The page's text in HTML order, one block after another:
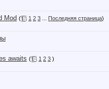
Mod ( 1 2 3 Последняя страница)
awaits ( 1 2 3 )